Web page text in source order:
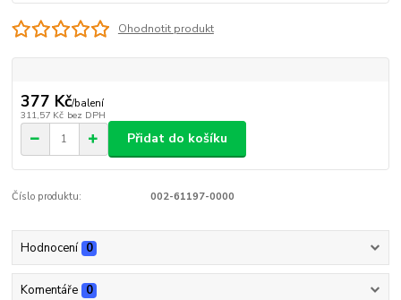
Ohodnotit produkt
377 Kč/balení
311,57 Kč bez DPH
Přidat do košíku
Číslo produktu: 002-61197-0000
Hodnocení 0
Komentáře 0